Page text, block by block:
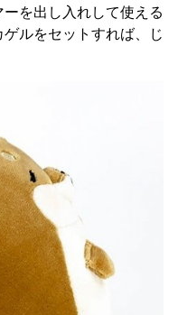
を出し入れして使える
ルをセットすれば、じ